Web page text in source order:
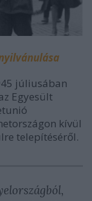
júliusában
Egyesült
kívül
telepítéséről.